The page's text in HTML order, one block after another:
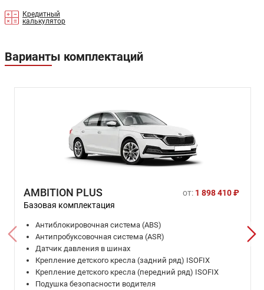
Кредитный
калькулятор
Варианты комплектаций
AMBITION PLUS от: 1 898 410 ₽
Базовая комплектация
Антиблокировочная система (ABS)
Антипробуксовочная система (ASR)
Датчик давления в шинах
Крепление детского кресла (задний ряд) ISOFIX
Крепление детского кресла (передний ряд) ISOFIX
Подушка безопасности водителя